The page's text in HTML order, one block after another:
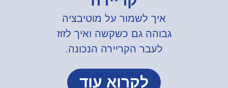
איך לשמור על מוטיבציה
גבוהה גם כשקשה ואיך לזוז
לעבר הקריירה הנכונה.
לקרוא עוד